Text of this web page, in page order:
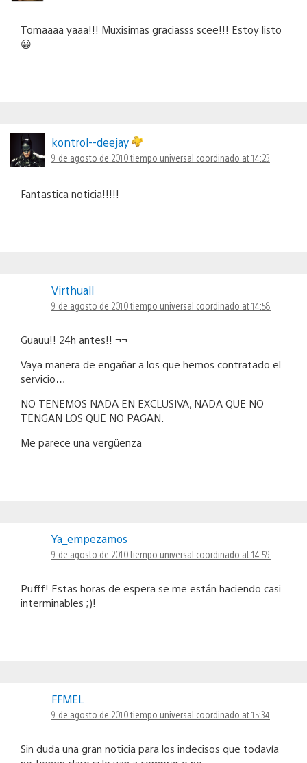
Tomaaaa yaaa!!! Muxisimas graciasss scee!!! Estoy listo
😀
kontrol--deejay
9 de agosto de 2010 tiempo universal coordinado at 14:23
Fantastica noticia!!!!!
Virthuall
9 de agosto de 2010 tiempo universal coordinado at 14:58
Guauu!! 24h antes!! ¬¬
Vaya manera de engañar a los que hemos contratado el
servicio…
NO TENEMOS NADA EN EXCLUSIVA, NADA QUE NO
TENGAN LOS QUE NO PAGAN.
Me parece una vergüenza
Ya_empezamos
9 de agosto de 2010 tiempo universal coordinado at 14:59
Pufff! Estas horas de espera se me están haciendo casi
interminables ;)!
FFMEL
9 de agosto de 2010 tiempo universal coordinado at 15:34
Sin duda una gran noticia para los indecisos que todavía